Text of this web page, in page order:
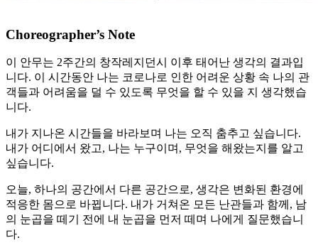
Choreographer’s Note
이 안무는 2주간의 창작레지던시 이후 태어난 생각의 결과입
니다. 이 시간동안 나는 코로나로 인한 어려운 상황 속 나의 관
객들과 어려움을 덜 수 있도록 무엇을 할 수 있을 지 생각했습
니다.
내가 지나온 시간들을 바라보며 나는 오직 춤추고 싶습니다.
내가 어디에서 왔고, 나는 누구이며, 무엇을 해왔는지를 알고
싶습니다.
오늘, 하나의 공간에서 다른 공간으로, 생각은 변화된 환경에
적응한 몸으로 바뀝니다. 내가 거쳐온 모든 난관들과 함께, 남
의 눈곱을 떼기 전에 내 눈곱을 먼저 떼며 나에게 질문했습니
다.